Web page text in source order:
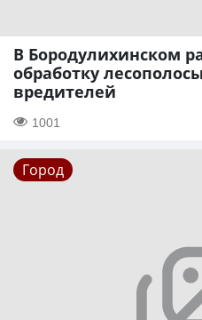
В Бородулихинском
обработку
вредителей
1001
Город